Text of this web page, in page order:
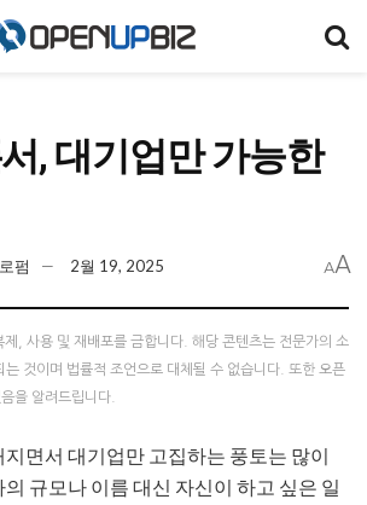
, 대기업만 가능한
펌 2월 19, 2025 AA
제, 사용 및 재배포를 금합니다. 해당 콘텐츠는 전문가의 소
는 것이며 법률적 조언으로 대체될 수 없습니다. 또한 오픈
을 알려드립니다.
면서 대기업만 고집하는 풍토는 많이
규모나 이름 대신 자신이 하고 싶은 일